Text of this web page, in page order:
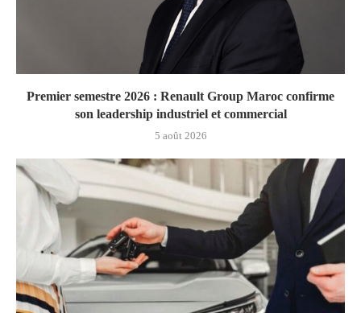
Premier semestre 2026 : Renault Group Maroc confirme
son leadership industriel et commercial
5 août 2026